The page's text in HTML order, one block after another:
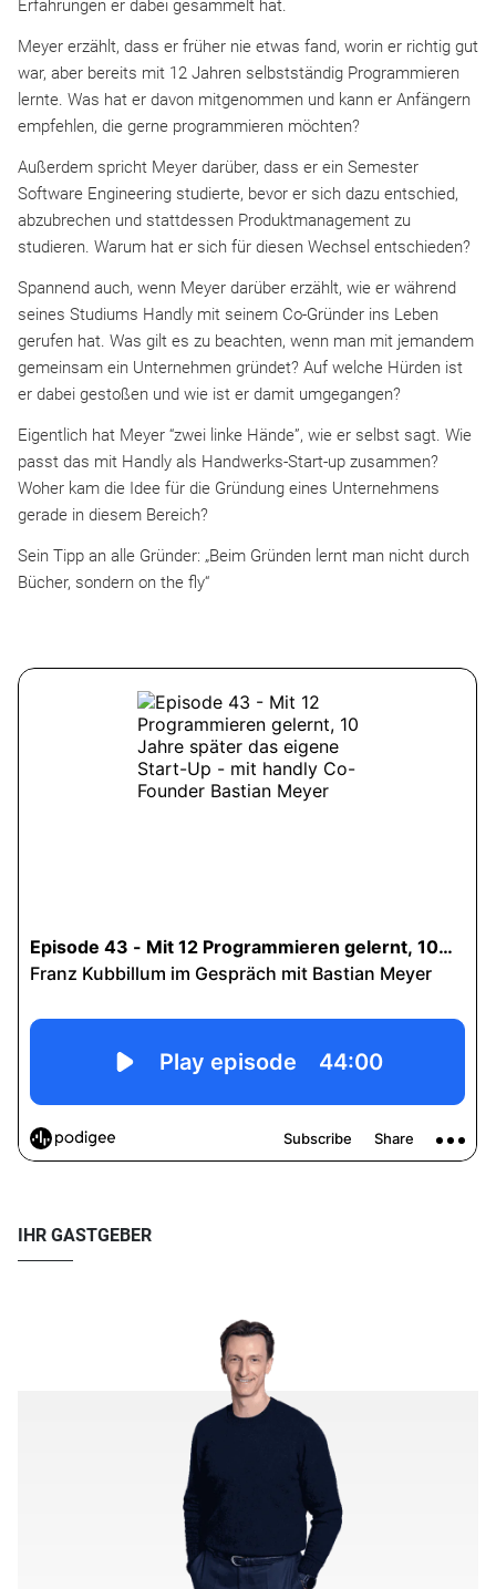
Erfahrungen er dabei gesammelt hat.
Meyer erzählt, dass er früher nie etwas fand, worin er richtig gut
war, aber bereits mit 12 Jahren selbstständig Programmieren
lernte. Was hat er davon mitgenommen und kann er Anfängern
empfehlen, die gerne programmieren möchten?
Außerdem spricht Meyer darüber, dass er ein Semester
Software Engineering studierte, bevor er sich dazu entschied,
abzubrechen und stattdessen Produktmanagement zu
studieren. Warum hat er sich für diesen Wechsel entschieden?
Spannend auch, wenn Meyer darüber erzählt, wie er während
seines Studiums Handly mit seinem Co-Gründer ins Leben
gerufen hat. Was gilt es zu beachten, wenn man mit jemandem
gemeinsam ein Unternehmen gründet? Auf welche Hürden ist
er dabei gestoßen und wie ist er damit umgegangen?
Eigentlich hat Meyer “zwei linke Hände”, wie er selbst sagt. Wie
passt das mit Handly als Handwerks-Start-up zusammen?
Woher kam die Idee für die Gründung eines Unternehmens
gerade in diesem Bereich?
Sein Tipp an alle Gründer: „Beim Gründen lernt man nicht durch
Bücher, sondern on the fly“
IHR GASTGEBER